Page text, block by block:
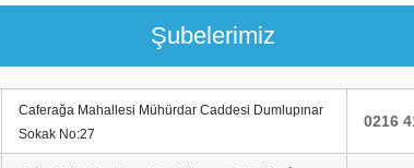
Şubelerimiz
Caferağa Mahallesi Mühürdar Caddesi Dumlupınar
Sokak No:27
0216